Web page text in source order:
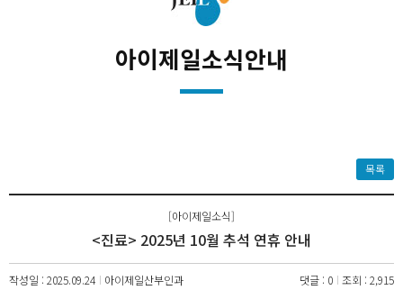
아이제일소식안내
목록
[아이제일소식]
<진료> 2025년 10월 추석 연휴 안내
작성일 : 2025.09.24 아이제일산부인과 댓글 : 0 조회 : 2,915